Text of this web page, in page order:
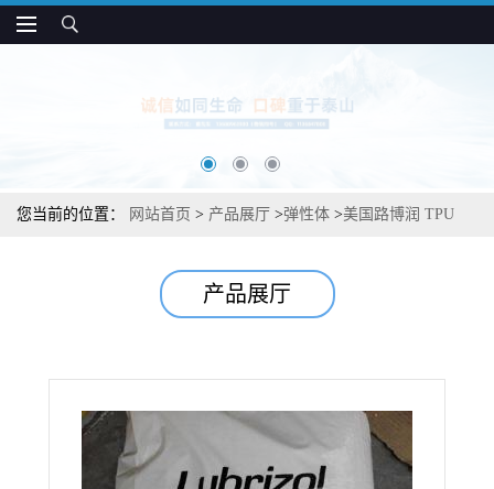
您当前的位置： 网站首页 > 产品展厅 >弹性体 >美国路博润 TPU
产品展厅